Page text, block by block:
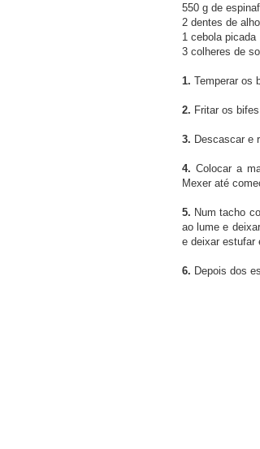
550 g de
2 dentes de alho
1 cebola picada
3 colheres de
1. Temperar os
2. Fritar os
3. Descascar e
4. Colocar a
Mexer até
5. Num tacho
ao lume e
e deixar estufar
6. Depois dos